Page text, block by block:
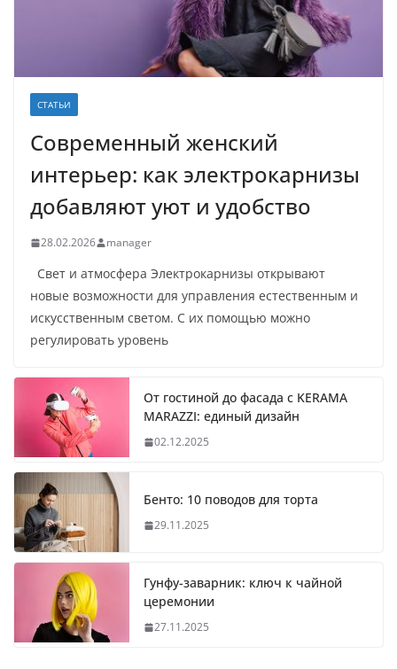
СТАТЬИ
Современный женский
интерьер: как электрокарнизы
добавляют уют и удобство
28.02.2026 manager
Свет и атмосфера Электрокарнизы открывают
новые возможности для управления естественным и
искусственным светом. С их помощью можно
регулировать уровень
От гостиной до фасада с KERAMA
MARAZZI: единый дизайн
02.12.2025
Бенто: 10 поводов для торта
29.11.2025
Гунфу-заварник: ключ к чайной
церемонии
27.11.2025